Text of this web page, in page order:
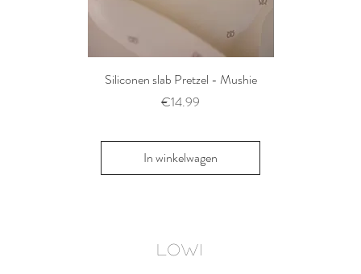
Siliconen slab Pretzel - Mushie
Prijs
€14.99
In winkelwagen
LOWI